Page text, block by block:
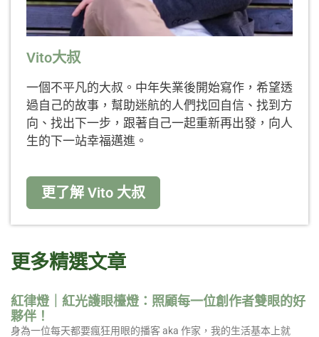
Vito大叔
一個不平凡的大叔。中年失業後開始寫作，希望透
過自己的故事，幫助迷航的人們找回自信、找到方
向、找出下一步，跟著自己一起重新再出發，向人
生的下一站幸福邁進。
更了解 Vito 大叔
更多精選文章
紅律燈｜紅光護眼檯燈：照顧每一位創作者雙眼的好
夥伴！
身為一位每天都要瘋狂用眼的播客 aka 作家，我的生活基本上就